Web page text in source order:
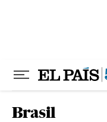
Brasil